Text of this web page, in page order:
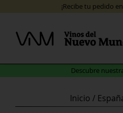
content
Descubre
¡Recibe tu pedido en
Inicio /